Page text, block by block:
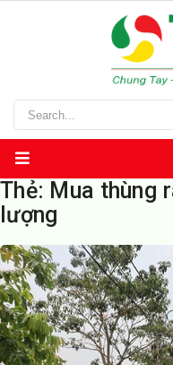
Thẻ: Mua thùng
lượng